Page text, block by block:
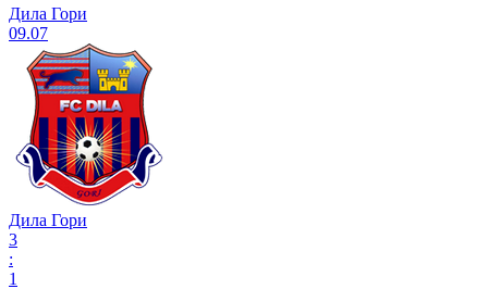
Дила Гори
09.07
Дила Гори
3
:
1